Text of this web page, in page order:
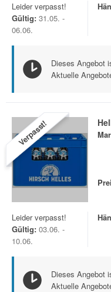
Leider verpasst!
Gültig: 31.05. -
06.06.
Dieses Angebot
Aktuelle
Verpasst!
Leider verpasst!
Gültig: 03.06. -
10.06.
Dieses Angebot
Aktuelle